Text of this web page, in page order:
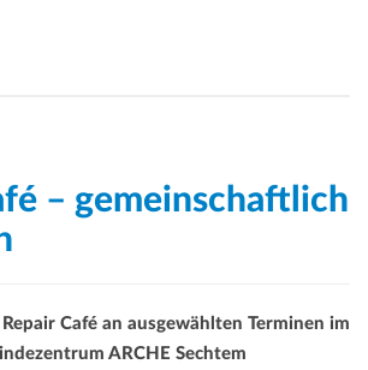
– gemeinschaftlich
Café an ausgewählten Terminen im
ARCHE Sechtem